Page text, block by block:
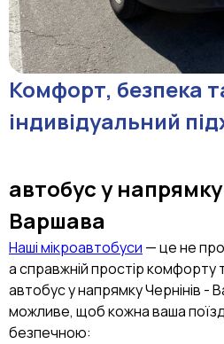
Комфорт, безпека
індивідуальний
автобусу напрямку
Варшава
Наші мікроавтобуси — це не
а справжній простір комфорту
автобус у напрямку Чернінів
можливе, щоб кожна ваша
безпечною: